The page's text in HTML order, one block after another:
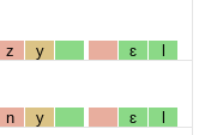
z y ɛ l
n y ɛ l